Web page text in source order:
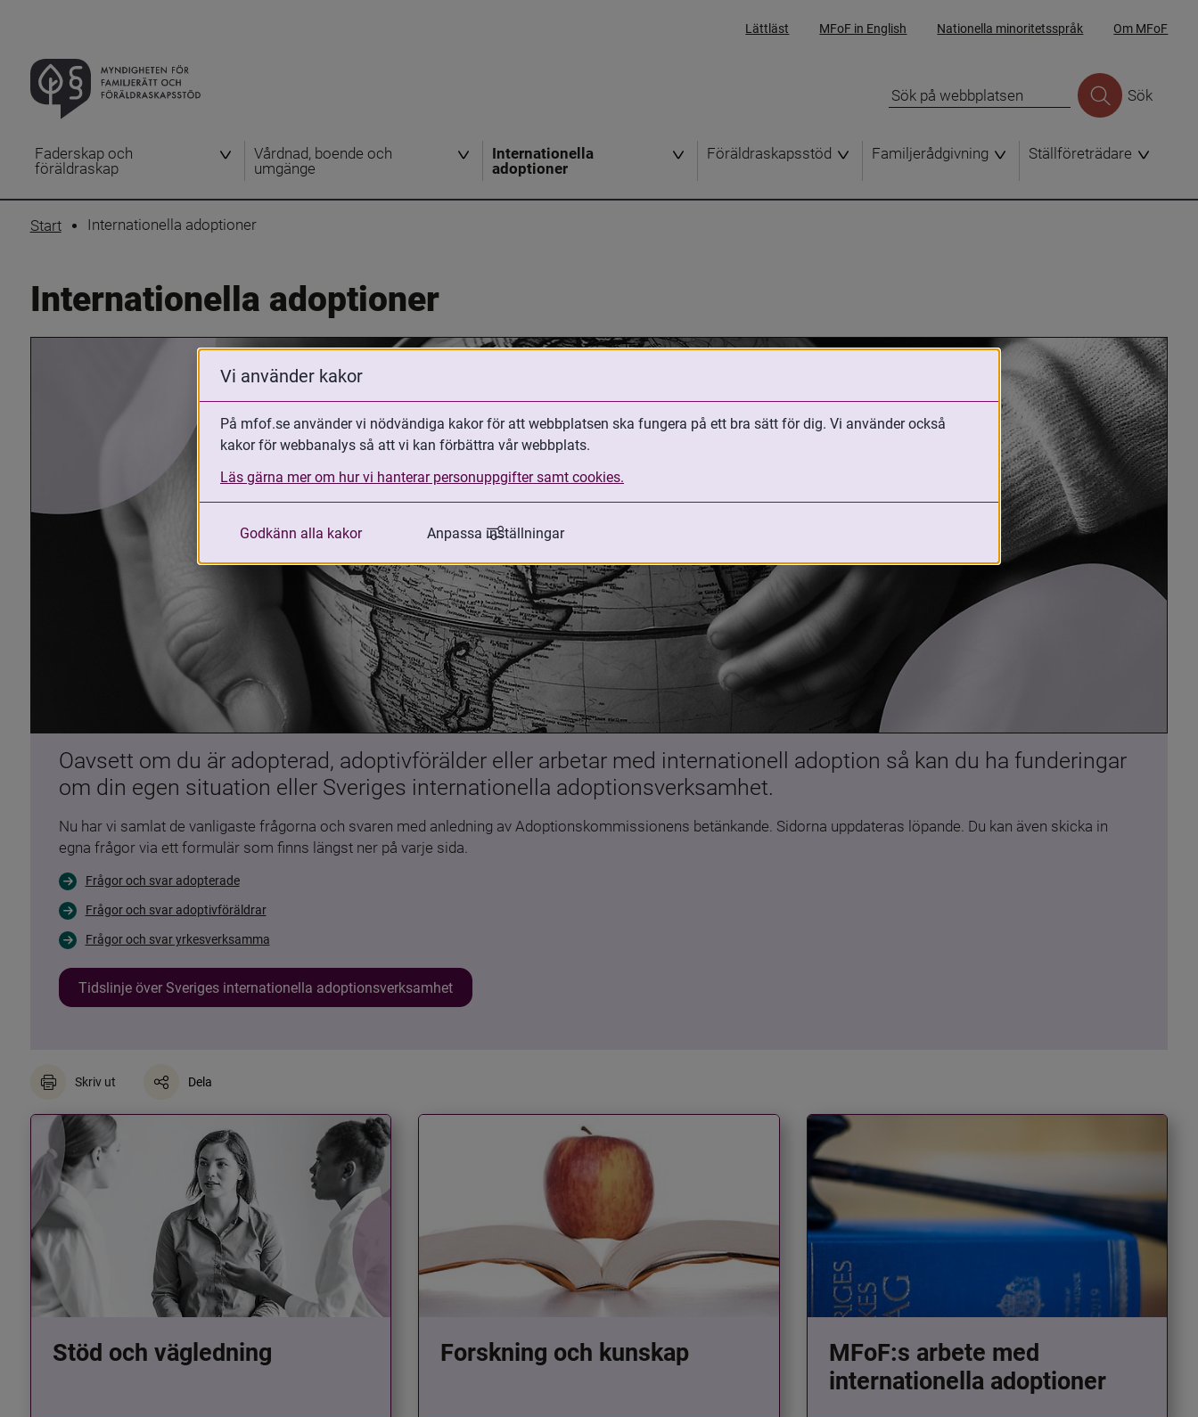
Lättläst MFoF in English Nationella minoritetsspråk Om MFoF
Sök
Faderskap och
föräldraskap
Vårdnad, boende och
umgänge
Internationella
adoptioner
Föräldraskapsstöd Familjerådgivning Ställföreträdare
Start Internationella adoptioner
Internationella adoptioner
Oavsett om du är adopterad, adoptivförälder eller arbetar med internationell adoption så kan du ha funderingar
om din egen situation eller Sveriges internationella adoptionsverksamhet.
Nu har vi samlat de vanligaste frågorna och svaren med anledning av Adoptionskommissionens betänkande. Sidorna uppdateras löpande. Du kan även skicka in
egna frågor via ett formulär som finns längst ner på varje sida.
Frågor och svar adopterade
Frågor och svar adoptivföräldrar
Frågor och svar yrkesverksamma
Tidslinje över Sveriges internationella adoptionsverksamhet
Skriv ut Dela
Stöd och vägledning Forskning och kunskap
MFoF:s arbete med
internationella adoptioner
Vi använder kakor
På mfof.se använder vi nödvändiga kakor för att webbplatsen ska fungera på ett bra sätt för dig. Vi använder också
kakor för webbanalys så att vi kan förbättra vår webbplats.
Läs gärna mer om hur vi hanterar personuppgifter samt cookies.
Godkänn alla kakor Anpassa inställningar